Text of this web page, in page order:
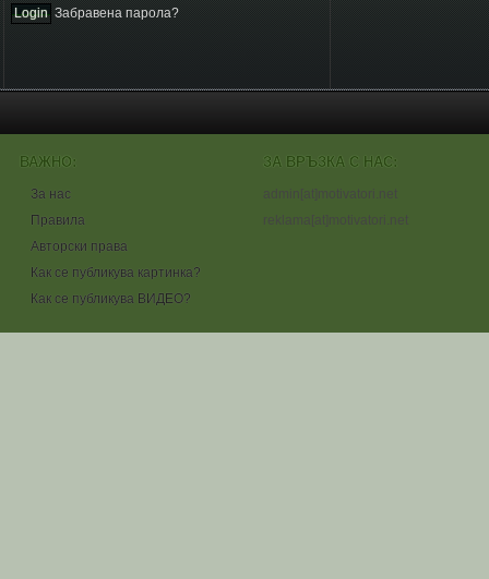
Забравена парола?
ВАЖНО:
За нас
Правила
Авторски права
Как се публикува картинка?
Как се публикува ВИДЕО?
ЗА ВРЪЗКА С НАС:
admin[at]motivatori.net
reklama[at]motivatori.net